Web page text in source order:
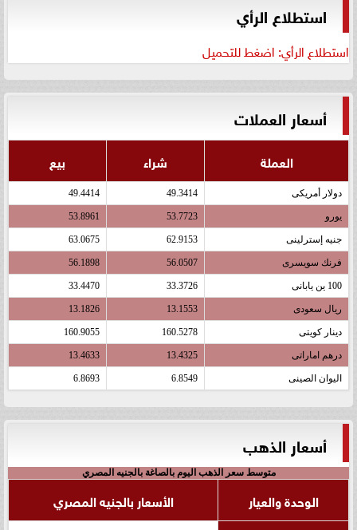
استطلاع الرأي
استطلاع الرأي: اضغط للتحميل
أسعار العملات
العملة شراء بيع
دولار أمريكى 49.3414
49.4414
يورو 53.7723
53.8961
جنيه إسترلينى 62.9153
63.0675
فرنك سويسرى 56.0507
56.1898
100 ين يابانى 33.3726
33.4470
ريال سعودى 13.1553
13.1826
دينار كويتى 160.5278
160.9055
درهم اماراتى 13.4325
13.4633
اليوان الصينى 6.8549
6.8693
أسعار الذهب
متوسط سعر الذهب اليوم بالصاغة بالجنيه المصري
الوحدة والعيار
الأسعار بالجنيه المصري